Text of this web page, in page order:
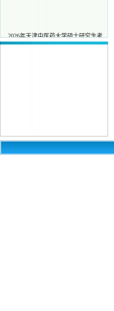
·
2026年天津中医药大学硕士研究生考
研大纲 2025/10/09